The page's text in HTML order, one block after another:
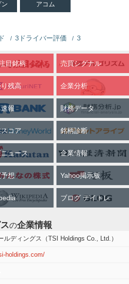
ン アコム
3ドライバー評価 3
目銘柄 売買シグナル
残高 企業分析
報 財務データ
コア 銘柄診断
ュース 企業情報
想 Yahoo掲示板
ブログ デイトレ
の企業情報
ルディングス（TSI Holdings Co., Ltd.）
holdings.com/